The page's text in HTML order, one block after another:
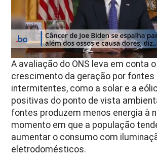
A avaliação do ONS leva em conta o
crescimento da geração por fontes
intermitentes, como a solar e a
positivas do ponto de vista
fontes produzem menos energia à
momento em que a população
aumentar o consumo com
eletrodomésticos.